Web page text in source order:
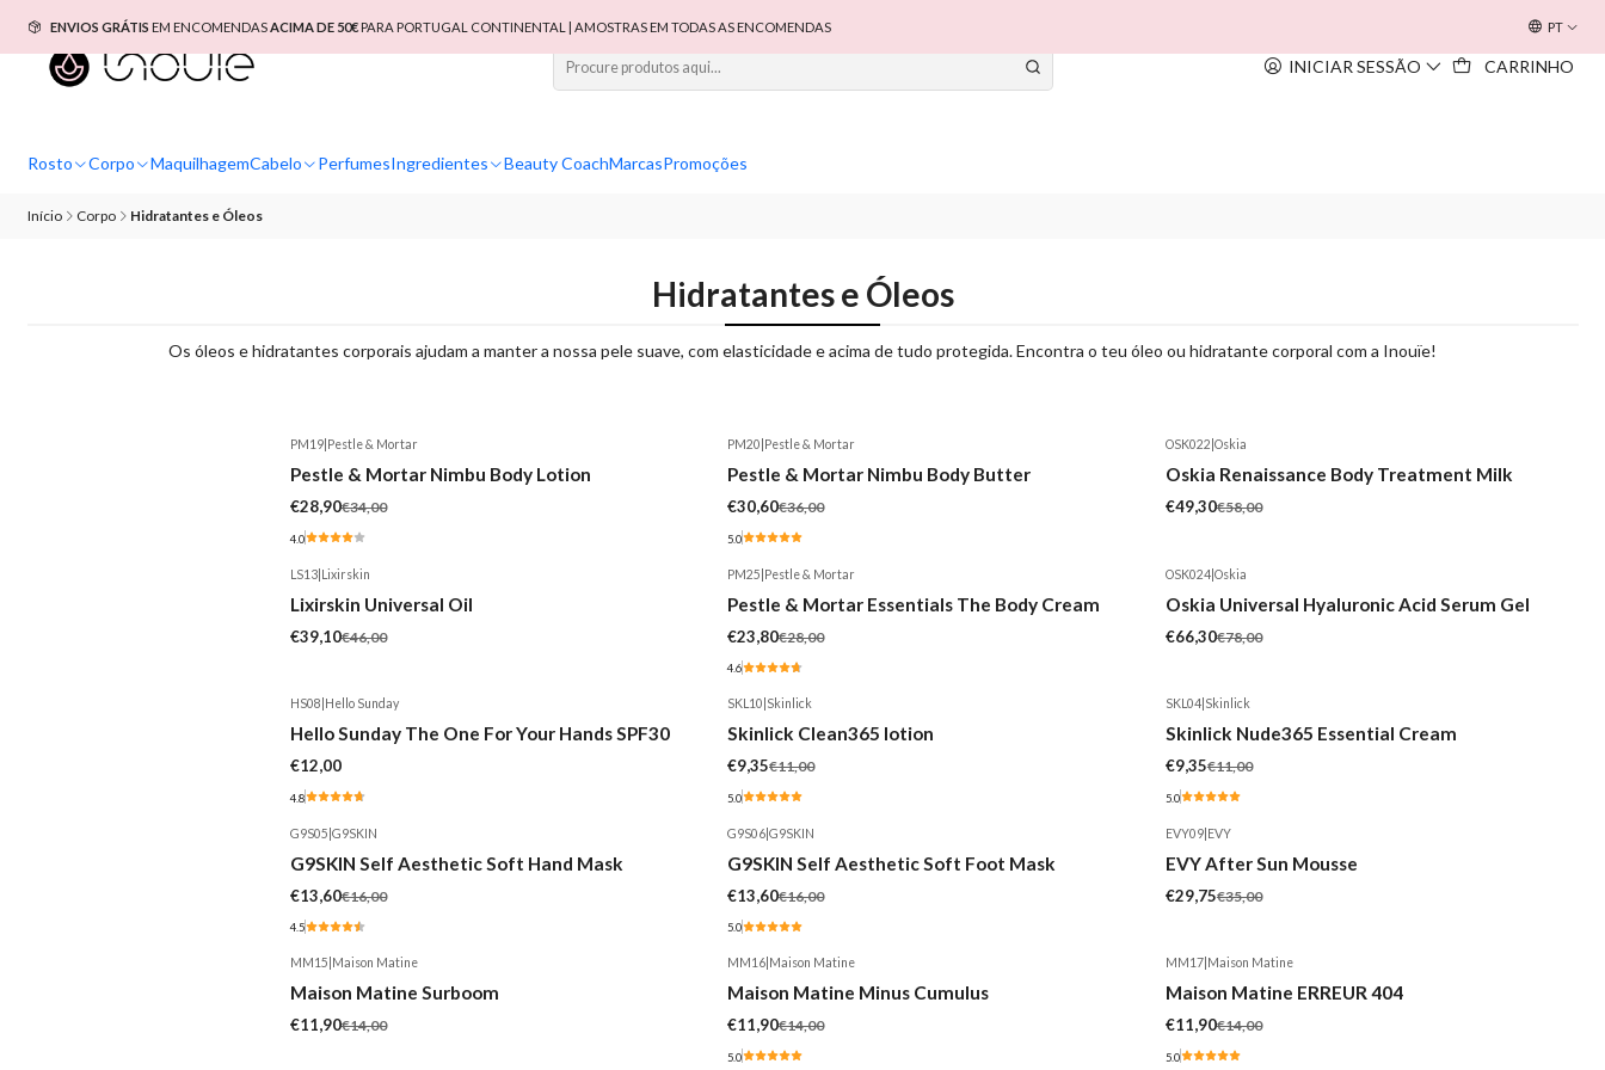
INICIAR SESSÃO CARRINHO
Rosto Corpo MaquilhagemCabelo PerfumesIngredientes Beauty CoachMarcasPromoções
ENVIOS GRÁTIS EM ENCOMENDASACIMA DE 50€PARA PORTUGAL CONTINENTAL | AMOSTRAS EM TODAS AS ENCOMENDAS EM TODAS AS COMPRAS PT
Início Corpo Hidratantes e Óleos
Hidratantes e Óleos
Os óleos e hidratantes corporais ajudam a manter a nossa pele suave, com elasticidade e acima de tudo protegida. Encontra o teu óleo ou hidratante corporal com a Inouïe!
PM19| Pestle & Mortar
Pestle & Mortar Nimbu Body Lotion
€28,90€34,00
4.0
PM20 Pestle & Mortar
Pestle & Mortar Nimbu Body Butter
€30,60€36,00
5.0
OSK022 Oskia
Oskia Renaissance Body Treatment Milk
€49,30€58,00
LS13| Lixirskin
Lixirskin Universal Oil
€39,10€46,00
Esgotado
PM25 Pestle & Mortar
Pestle & Mortar Essentials The Body Cream
€23,80€28,00
4.6
OSK024| Oskia
Oskia Universal Hyaluronic Acid Serum Gel
€66,30€78,00
HS08 Hello Sunday
Hello Sunday The One For Your Hands SPF30
€12,00
4.8
SKL10 Skinlick
Skinlick Clean365 lotion
€9,35€11,00
5.0
Esgotado
SKL04| Skinlick
Skinlick Nude365 Essential Cream
€9,35€11,00
5.0
G9S05 G9SKIN
G9SKIN Self Aesthetic Soft Hand Mask
€13,60€16,00
4.5
G9S06 |G9SKIN
G9SKIN Self Aesthetic Soft Foot Mask
€13,60€16,00
5.0
EVY09| EVY
EVY After Sun Mousse
€29,75€35,00
MM15 Maison Matine
Maison Matine Surboom
€11,90€14,00
MM16 Maison Matine
Maison Matine Minus Cumulus
€11,90€14,00
5.0
MM17| Maison Matine
Maison Matine ERREUR 404
€11,90€14,00
5.0